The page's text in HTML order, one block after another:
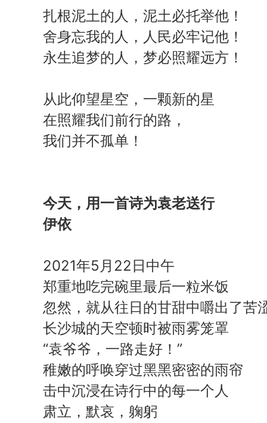
扎根泥土的人，泥土必托举他！
舍身忘我的人，人民必牢记他！
永生追梦的人，梦必照耀远方！
从此仰望星空，一颗新的星
在照耀我们前行的路，
我们并不孤单！
今天，用一首诗为袁老送行
伊依
2021年5月22日中午
郑重地吃完碗里最后一粒米饭
忽然，就从往日的甘甜中嚼出了苦
长沙城的天空顿时被雨雾笼罩
“袁爷爷，一路走好！”
稚嫩的呼唤穿过黑黑密密的雨帘
击中沉浸在诗行中的每一个人
肃立，默哀，躹躬